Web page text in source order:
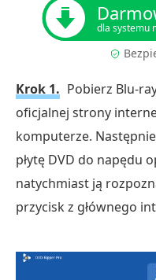
dla systemu
Krok 1. Pobierz Blu-
oficjalnej strony
komputerze.
płytę DVD do napędu
natychmiast ją
przycisk z głównego